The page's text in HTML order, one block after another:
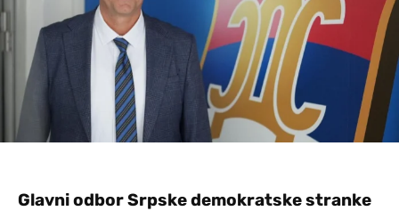
Glavni odbor Srpske demokratske stranke